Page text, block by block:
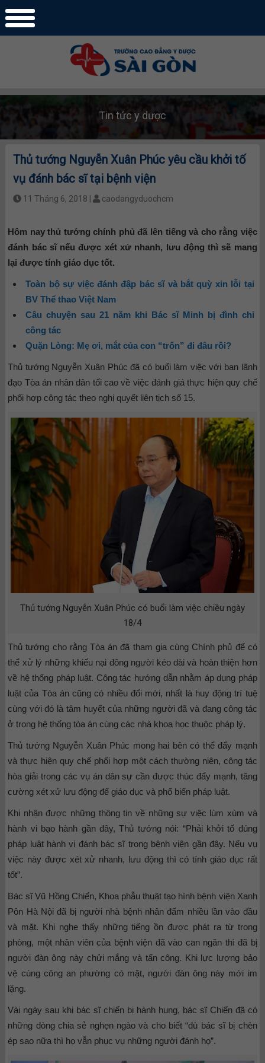
Tin tức y dược
Thủ tướng Nguyễn Xuân Phúc yêu cầu khởi tố
vụ đánh bác sĩ tại bệnh viện
11 Tháng 6, 2018 | caodangyduochcm
Hôm nay thủ tướng chính phủ đã lên tiếng và cho rằng việc
đánh bác sĩ nếu được xét xử nhanh, lưu động thì sẽ mang
lại được tính giáo dục tốt.
Toàn bộ sự việc đánh đập bác sĩ và bắt quỳ xin lỗi tại
BV Thể thao Việt Nam
Câu chuyện sau 21 năm khi Bác sĩ Minh bị đình chỉ
công tác
Quặn Lòng: Mẹ ơi, mắt của con “trốn” đi đâu rồi?
Thủ tướng Nguyễn Xuân Phúc đã có buổi làm việc với ban lãnh
đạo Tòa án nhân dân tối cao về việc đánh giá thực hiện quy chế
phối hợp công tác theo nghị quyết liên tịch số 15.
Thủ tướng Nguyễn Xuân Phúc có buổi làm việc chiều ngày
18/4
Thủ tướng cho rằng Tòa án đã tham gia cùng Chính phủ để có
thể xử lý những khiếu nại đông người kéo dài và hoàn thiện hơn
về hệ thống pháp luật. Công tác hướng dẫn nhằm áp dụng pháp
luật của Tòa án cũng có nhiều đổi mới, nhất là huy động trí tuệ
cùng với đó là tâm huyết của những người đã và đang công tác
ở trong hệ thống tòa án cùng các nhà khoa học thuộc pháp lý.
Thủ tướng Nguyễn Xuân Phúc mong hai bên có thể đẩy mạnh
và thực hiện quy chế phối hợp một cách thường niên, công tác
hòa giải trong các vụ án dân sự cần được thúc đẩy mạnh, tăng
cường xét xử lưu động để giáo dục và phổ biến pháp luật.
Khi nhận được những thông tin về những sự việc lùm xùm và
hành vi bạo hành gần đây, Thủ tướng nói: “Phải khởi tố đúng
pháp luật hành vi đánh bác sĩ trong bệnh viện gần đây. Nếu vụ
việc này được xét xử nhanh, lưu động thì có tính giáo dục rất
tốt”.
Bác sĩ Vũ Hồng Chiến, Khoa phẫu thuật tạo hình bệnh viện Xanh
Pôn Hà Nội đã bị người nhà bệnh nhân đấm nhiều lần vào đầu
và mặt. Khi nghe thấy những tiếng ồn được phát ra từ trong
phòng, một nhân viên của bệnh viện đã vào can ngăn thì đã bị
người đàn ông này chửi mắng và tấn công. Khi lực lượng bảo
vệ cùng công an phường có mặt, người đàn ông này mới im
lặng.
Vài ngày sau khi bác sĩ chiến bị hành hung, bác sĩ Chiến đã có
những dòng chia sẻ nghẹn ngào và cho biết “dù bác sĩ bị chèn
ép sao nữa thì họ vẫn phục vụ những người đánh họ”.